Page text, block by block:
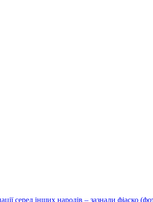
серед інших народів – зазнали фіаско